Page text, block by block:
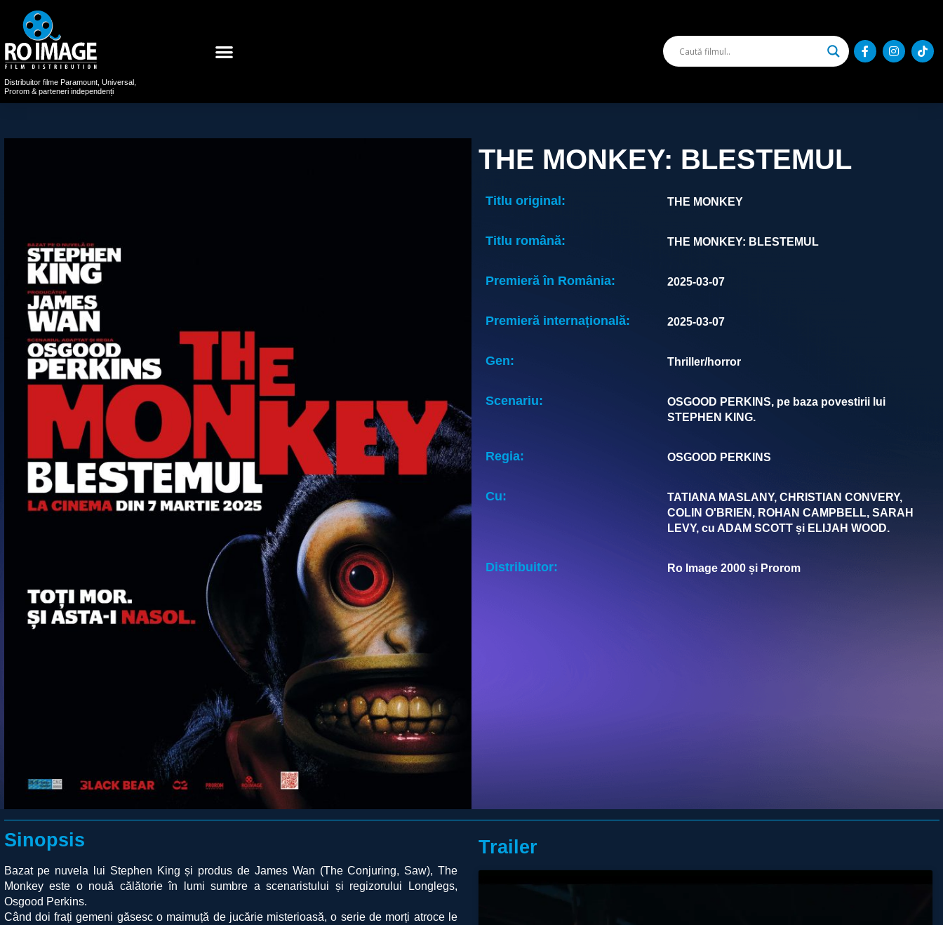
Distribuitor filme Paramount, Universal,
Prorom & parteneri independenți
THE MONKEY: BLESTEMUL
Titlu original: THE MONKEY
Titlu română: THE MONKEY: BLESTEMUL
Premieră în România: 2025-03-07
Premieră internațională: 2025-03-07
Gen: Thriller/horror
Scenariu:
OSGOOD PERKINS, pe baza povestirii lui
STEPHEN KING.
Regia: OSGOOD PERKINS
Cu:
TATIANA MASLANY, CHRISTIAN CONVERY,
COLIN O'BRIEN, ROHAN CAMPBELL, SARAH
LEVY, cu ADAM SCOTT și ELIJAH WOOD.
Distribuitor: Ro Image 2000 și Prorom
Sinopsis
Bazat pe nuvela lui Stephen King și produs de James Wan (The Conjuring, Saw), The
Monkey este o nouă călătorie în lumi sumbre a scenaristului și regizorului Longlegs,
Osgood Perkins.
Când doi frați gemeni găsesc o maimuță de jucărie misterioasă, o serie de morți atroce le
Trailer